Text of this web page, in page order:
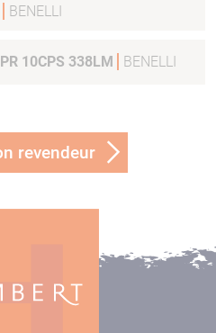
BENELLI
10CPS 338LM BENELLI
revendeur